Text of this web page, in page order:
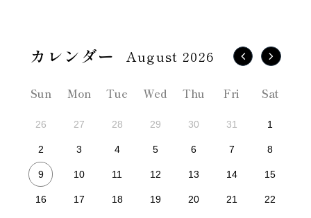
August 2026
Sun Mon Tue Wed Thu Fri Sat
26 27 28 29 30 31 1
2 3 4 5 6 7 8
9 10 11 12 13 14 15
16 17 18 19 20 21 22